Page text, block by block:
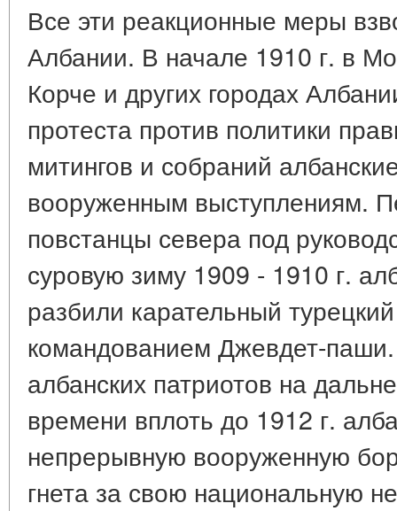
Все эти реакционные меры
Албании. В начале 1910 г. в
Корче и других городах
протеста против политики
митингов и собраний
вооруженным выступлениям.
повстанцы севера под
суровую зиму 1909 - 1910 г.
разбили карательный
командованием Джевдет-
албанских патриотов на
времени вплоть до 1912 г.
непрерывную вооруженную
гнета за свою национальную